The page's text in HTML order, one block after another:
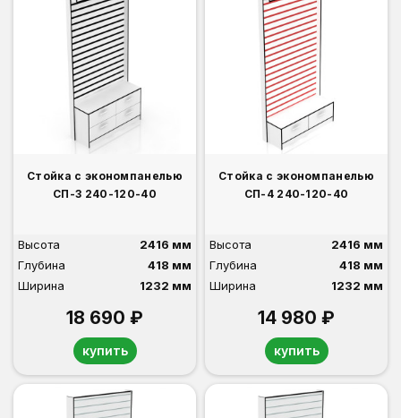
Стойка с экономпанелью
СП-3 240-120-40
Высота
2416 мм
Глубина
418 мм
Ширина
1232 мм
18 690 ₽
купить
Стойка с экономпанелью
СП-4 240-120-40
Высота
2416 мм
Глубина
418 мм
Ширина
1232 мм
14 980 ₽
купить